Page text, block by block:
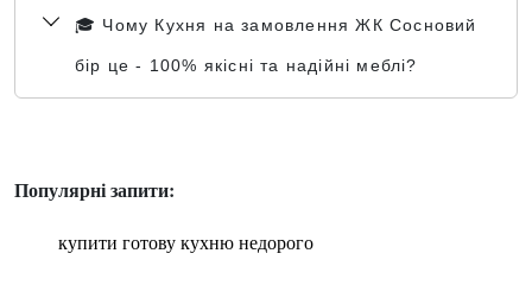
🎓 Чому Кухня на замовлення ЖК Сосновий
бір це - 100% якісні та надійні меблі?
Популярні запити:
купити готову кухню недорого